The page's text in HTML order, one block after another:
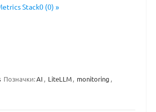
Stack0 (0) »
Позначки:AI , LiteLLM, monitoring ,